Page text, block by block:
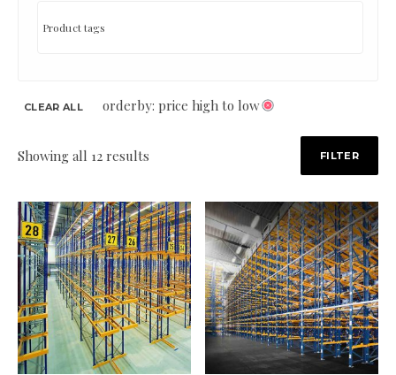
CLEAR ALL orderby: price high to low
Showing all 12 results FILTER